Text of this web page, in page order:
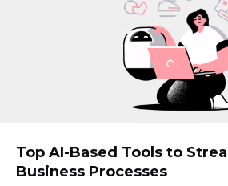
Top AI-Based Tools to
Business Processes